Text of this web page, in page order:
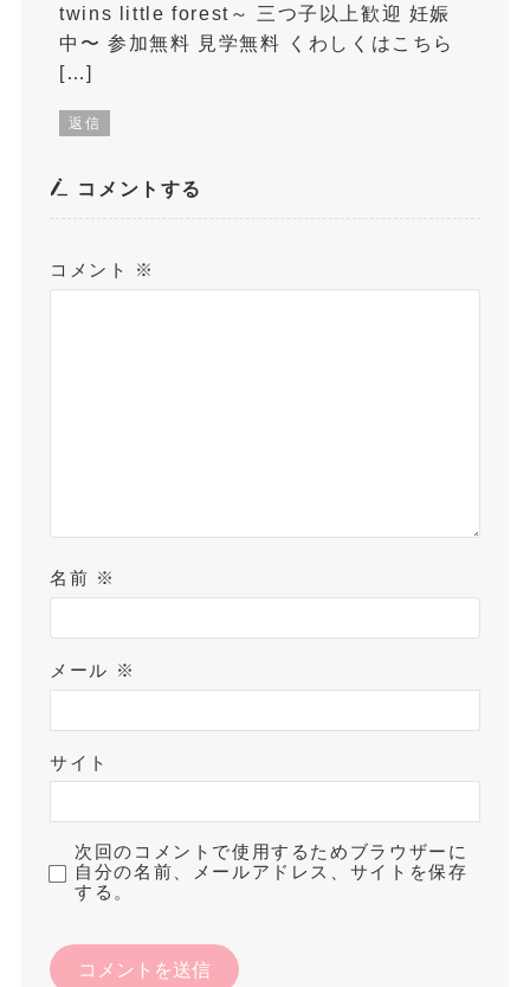
twins little forest～ 三つ子以上歓迎 妊娠
中〜 参加無料 見学無料 くわしくはこちら
[…]
返信
コメントする
コメント ※
名前 ※
メール ※
サイト
次回のコメントで使用するためブラウザーに
自分の名前、メールアドレス、サイトを保存
する。